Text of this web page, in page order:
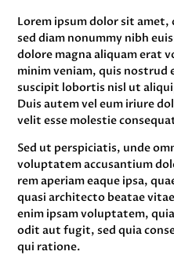
Lorem ipsum dolor sit
sed diam nonummy nibh
dolore magna aliquam erat
minim veniam, quis
suscipit lobortis nisl ut
Duis autem vel eum iriure
velit esse molestie
Sed ut perspiciatis, unde
voluptatem accusantium
rem aperiam eaque ipsa,
quasi architecto beatae
enim ipsam voluptatem,
odit aut fugit, sed quia
qui ratione.